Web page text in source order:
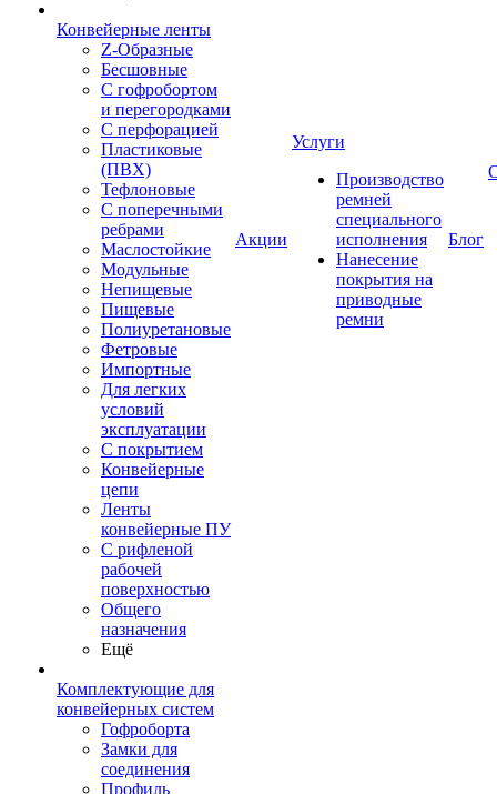
Конвейерные ленты
Z-Образные
Бесшовные
С гофробортом
и перегородками
С перфорацией
Пластиковые
(ПВХ)
Тефлоновые
С поперечными
ребрами
Маслостойкие
Модульные
Непищевые
Пищевые
Полиуретановые
Фетровые
Импортные
Для легких
условий
эксплуатации
С покрытием
Конвейерные
цепи
Ленты
конвейерные ПУ
С рифленой
рабочей
поверхностью
Общего
назначения
Ещё
Комплектующие для
конвейерных систем
Гофроборта
Замки для
соединения
Профиль
Акции
Услуги
Производство
ремней
специального
исполнения
Нанесение
покрытия на
приводные
ремни
Блог